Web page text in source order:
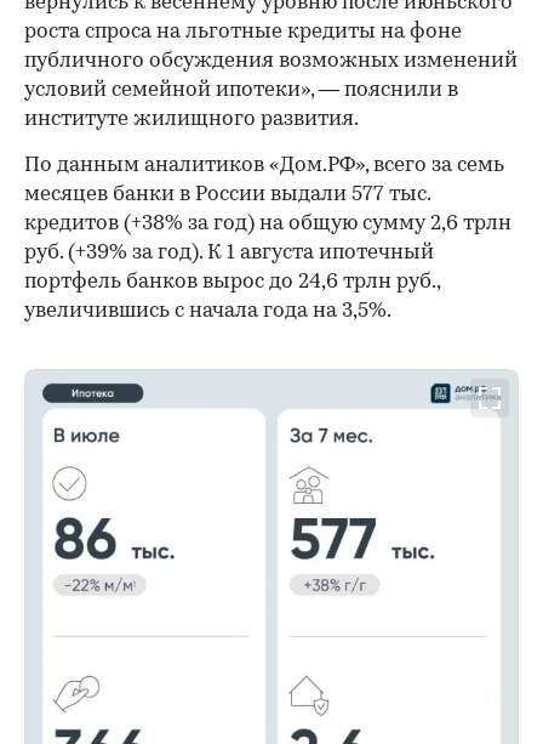
роста спроса на льготные кредиты на фоне
публичного обсуждения возможных изменений
условий семейной ипотеки», — пояснили в
институте жилищного развития.
По данным аналитиков «Дом.РФ», всего за семь
месяцев банки в России выдали 577 тыс.
кредитов (+38% за год) на общую сумму 2,6 трлн
руб. (+39% за год). К 1 августа ипотечный
портфель банков вырос до 24,6 трлн руб.,
увеличившись с начала года на 3,5%.